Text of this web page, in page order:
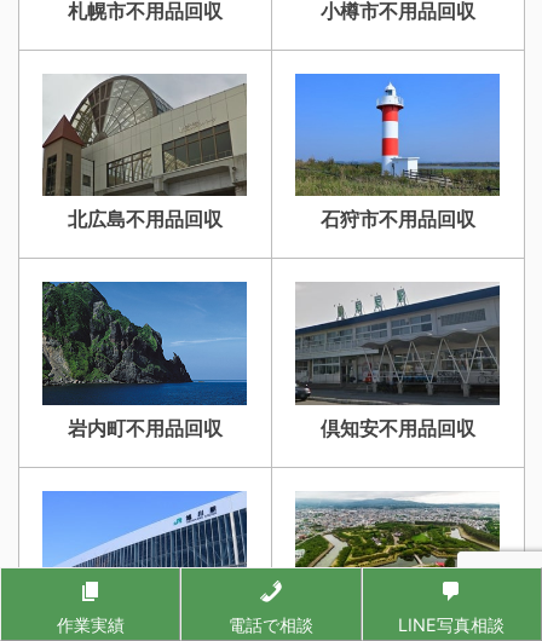
札幌市不用品回収 小樽市不用品回収
北広島不用品回収 石狩市不用品回収
岩内町不用品回収 倶知安不用品回収
作業実績 電話で相談 LINE写真相談